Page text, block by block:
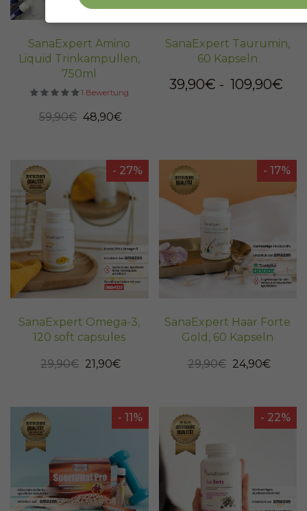
SanaExpert Amino
Liquid Trinkampullen,
750ml
1 Bewertung
59,90€ 48,90€
SanaExpert Taurumin,
60 Kapseln
39,90€ - 109,90€
- 27%
SanaExpert Omega-3,
120 soft capsules
29,90€ 21,90€
- 17%
SanaExpert Haar Forte
Gold, 60 Kapseln
29,90€ 24,90€
- 11% - 22%